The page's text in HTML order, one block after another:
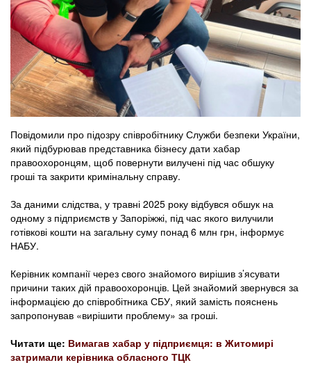
Повідомили про підозру співробітнику Служби безпеки України,
який підбурював представника бізнесу дати хабар
правоохоронцям, щоб повернути вилучені під час обшуку
гроші та закрити кримінальну справу.
За даними слідства, у травні 2025 року відбувся обшук на
одному з підприємств у Запоріжжі, під час якого вилучили
готівкові кошти на загальну суму понад 6 млн грн, інформує
НАБУ.
Керівник компанії через свого знайомого вирішив з’ясувати
причини таких дій правоохоронців. Цей знайомий звернувся за
інформацією до співробітника СБУ, який замість пояснень
запропонував «вирішити проблему» за гроші.
Читати ще: Вимагав хабар у підприємця: в Житомирі
затримали керівника обласного ТЦК